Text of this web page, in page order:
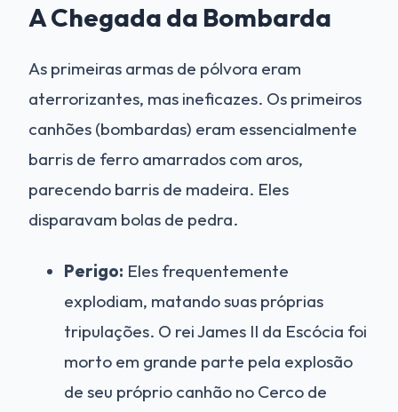
A Chegada da Bombarda
As primeiras armas de pólvora eram
aterrorizantes, mas ineficazes. Os primeiros
canhões (bombardas) eram essencialmente
barris de ferro amarrados com aros,
parecendo barris de madeira. Eles
disparavam bolas de pedra.
Perigo: Eles frequentemente
explodiam, matando suas próprias
tripulações. O rei James II da Escócia foi
morto em grande parte pela explosão
de seu próprio canhão no Cerco de